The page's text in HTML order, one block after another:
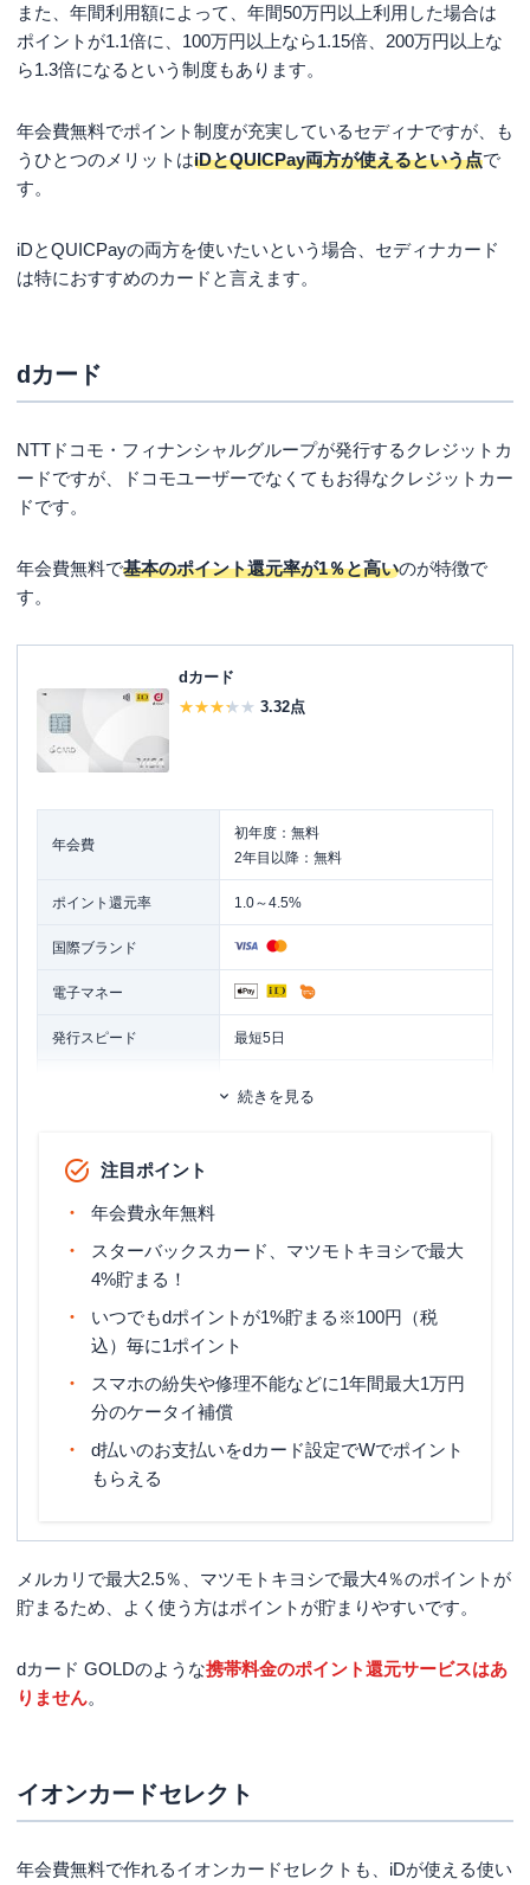
また、年間利用額によって、年間50万円以上利用した場合は
ポイントが1.1倍に、100万円以上なら1.15倍、200万円以上な
ら1.3倍になるという制度もあります。
年会費無料でポイント制度が充実しているセディナですが、も
うひとつのメリットはiDとQUICPay両方が使えるという点で
す。
iDとQUICPayの両方を使いたいという場合、セディナカード
は特におすすめのカードと言えます。
dカード
NTTドコモ・フィナンシャルグループが発行するクレジットカ
ードですが、ドコモユーザーでなくてもお得なクレジットカー
ドです。
年会費無料で基本のポイント還元率が1％と高いのが特徴で
す。
dカード
3.32点
年会費
初年度：無料
2年目以降：無料
ポイント還元率 1.0～4.5%
国際ブランド
電子マネー
発行スピード 最短5日
家族カード
ポイント名
締め日・支払日 翌月10日
1.個人名義であること（法人名義は申
し込み不可）2.満18歳以上であること
支払い口座として設定すること 4.その
続きを見る
注目ポイント
年会費永年無料
スターバックスカード、マツモトキヨシで最大
4%貯まる！
いつでもdポイントが1%貯まる※100円（税
込）毎に1ポイント
スマホの紛失や修理不能などに1年間最大1万円
分のケータイ補償
d払いのお支払いをdカード設定でWでポイント
もらえる
メルカリで最大2.5％、マツモトキヨシで最大4％のポイントが
貯まるため、よく使う方はポイントが貯まりやすいです。
dカード GOLDのような携帯料金のポイント還元サービスはあ
りません。
イオンカードセレクト
年会費無料で作れるイオンカードセレクトも、iDが使える使い